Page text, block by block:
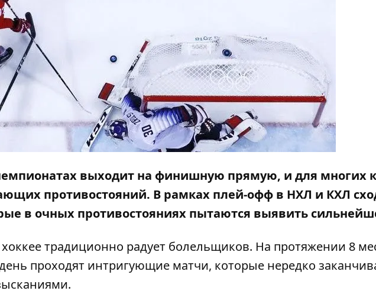
выходит на финишную прямую, и для многих
противостояний. В рамках плей-офф в НХЛ и КХЛ
в очных противостояниях пытаются выявить
традиционно радует болельщиков. На протяжении 8
проходят интригующие матчи, которые нередко